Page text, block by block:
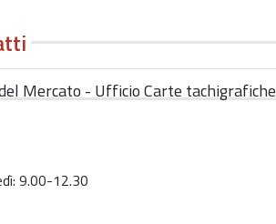
Mercato - Ufficio Carte tachigrafiche
9.00-12.30